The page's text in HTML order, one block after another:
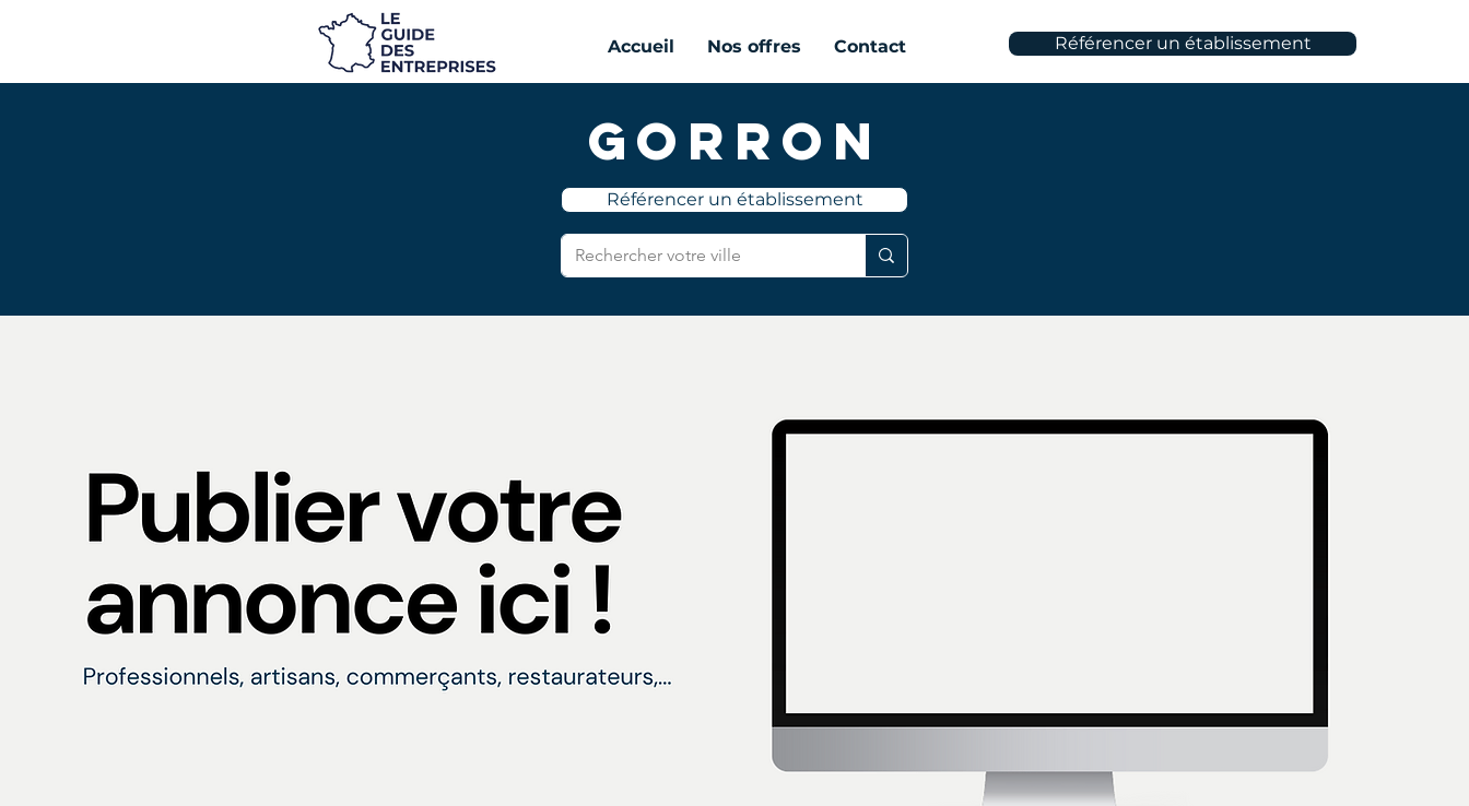
Référencer un établissement
Accueil Nos offres Contact
Gorron
Référencer un établissement